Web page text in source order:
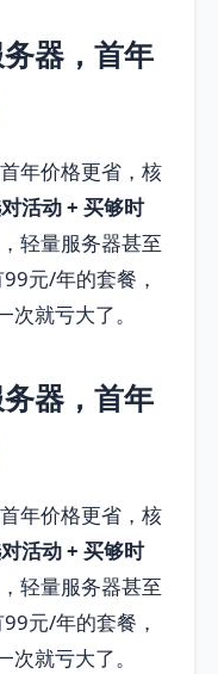
器，首年
年价格更省，核
活动 + 买够时
轻量服务器甚至
元/年的套餐，
次就亏大了。
器，首年
年价格更省，核
活动 + 买够时
轻量服务器甚至
元/年的套餐，
次就亏大了。